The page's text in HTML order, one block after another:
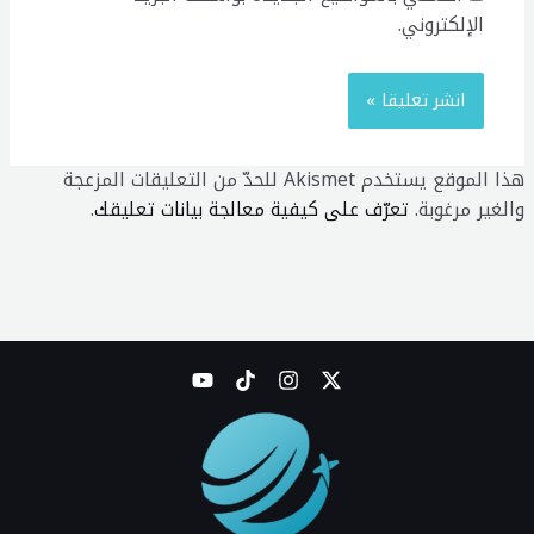
الإلكتروني.
هذا الموقع يستخدم Akismet للحدّ من التعليقات المزعجة
والغير مرغوبة. تعرّف على كيفية معالجة بيانات تعليقك.